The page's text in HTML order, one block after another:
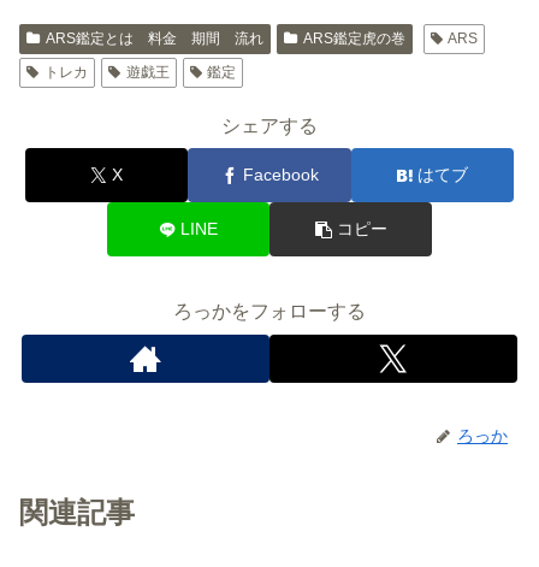
ARS鑑定とは 料金 期間 流れ ARS鑑定虎の巻
ARS
トレカ
遊戯王 鑑定
シェアする
X Facebook はてブ
LINE コピー
ろっかをフォローする
ろっか
関連記事